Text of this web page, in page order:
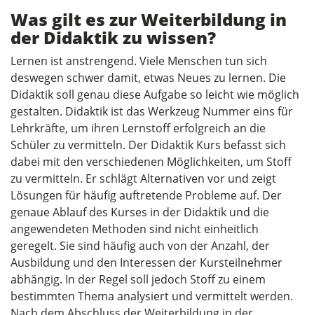
Was gilt es zur Weiterbildung in
der Didaktik zu wissen?
Lernen ist anstrengend. Viele Menschen tun sich
deswegen schwer damit, etwas Neues zu lernen. Die
Didaktik soll genau diese Aufgabe so leicht wie möglich
gestalten. Didaktik ist das Werkzeug Nummer eins für
Lehrkräfte, um ihren Lernstoff erfolgreich an die
Schüler zu vermitteln. Der Didaktik Kurs befasst sich
dabei mit den verschiedenen Möglichkeiten, um Stoff
zu vermitteln. Er schlägt Alternativen vor und zeigt
Lösungen für häufig auftretende Probleme auf. Der
genaue Ablauf des Kurses in der Didaktik und die
angewendeten Methoden sind nicht einheitlich
geregelt. Sie sind häufig auch von der Anzahl, der
Ausbildung und den Interessen der Kursteilnehmer
abhängig. In der Regel soll jedoch Stoff zu einem
bestimmten Thema analysiert und vermittelt werden.